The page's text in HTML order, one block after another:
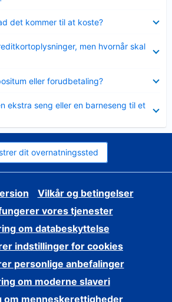
det kommer til at koste?
men hvornår skal
eller forudbetaling?
ekstra seng eller en barneseng til et
dit overnatningssted
Vilkår og betingelser
vores tjenester
om databeskyttelse
indstillinger for cookies
personlige anbefalinger
om moderne slaveri
om menneskerettigheder